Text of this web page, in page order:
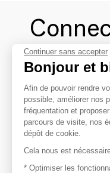
Afin de profiter au
avec vos marques
Les
Continuer sans accepter
Bonjour et
Afin de pouvoir rendre
possible, améliorer nos
fréquentation et
parcours de visite, nos
dépôt de cookie.
Cela nous est
* Optimiser les